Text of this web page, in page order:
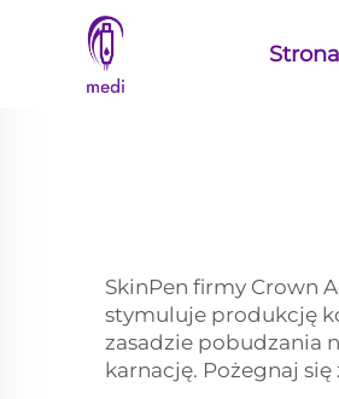
SkinPen firmy Crown
stymuluje produkcję
zasadzie pobudzania
karnację. Pożegnaj